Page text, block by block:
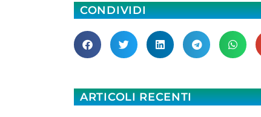
CONDIVIDI
ARTICOLI RECENTI